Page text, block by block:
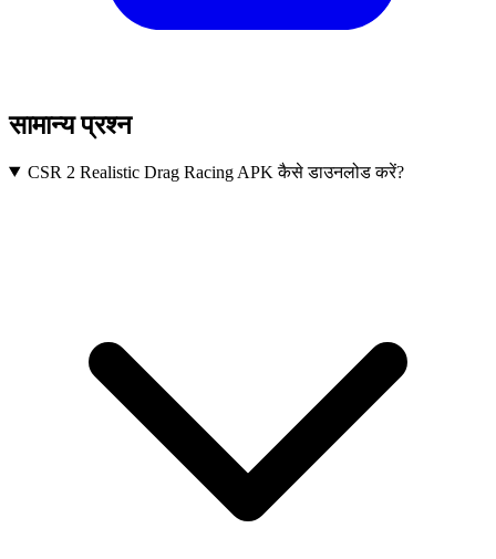
सामान्य प्रश्न
CSR 2 Realistic Drag Racing APK कैसे डाउनलोड करें?